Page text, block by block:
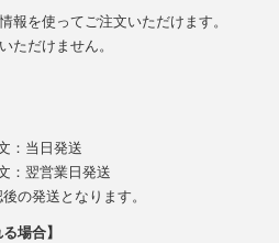
報を使ってご注文いただけます。
ただけません。
：当日発送
：翌営業日発送
の発送となります。
場合】